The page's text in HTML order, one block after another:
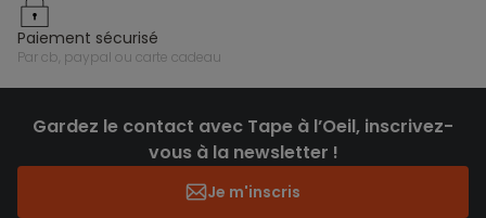
paiement sécurisé
par cb, paypal ou carte cadeau
Gardez le contact avec Tape à l’Oeil, inscrivez-
vous à la newsletter !
Je m'inscris